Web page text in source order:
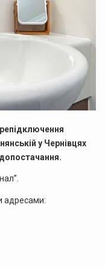
у Чернівцях
адресами: